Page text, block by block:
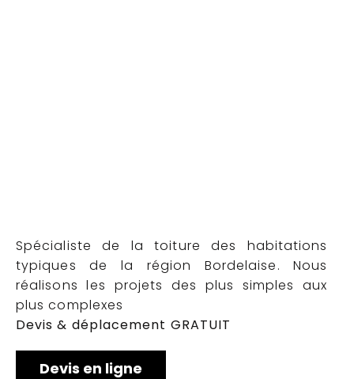
Spécialiste de la toiture des habitations
typiques de la région Bordelaise. Nous
réalisons les projets des plus simples aux
plus complexes
Devis & déplacement GRATUIT
Devis en ligne